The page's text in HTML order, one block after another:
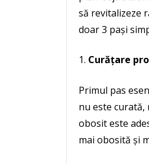
să revitalizeze
doar 3 pași
Curățare
Primul pas
nu este
obosit este
mai obosită și